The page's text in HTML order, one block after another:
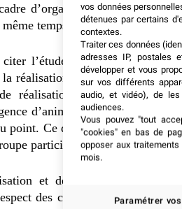
d’organisation parfait. Et
temps le suivi en amont et
l’étude du budget,
réalisation de supports
réalisation (imprimeurs,
d’animation événementielle
point. Ce qui va permettre
participant.
et de la mise en œuvre
des codes de son client
vos données
détenues par certains
contextes.
Traiter ces données
adresses IP, postales
développer et vous
sur vos différents
audio, et vidéo), de
audiences.
Vous pouvez "tout
"cookies" en bas de
opposer aux
mois.
Paramétrer